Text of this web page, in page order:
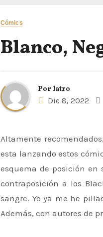
Cómics
Blanco,
Por latro
Dic 8, 2022
Altamente recomendados, la saga de cómics «Blanco, Negro y Sangre» no deja indiferente a nadie. Panini
esta lanzando estos
esquema de posición en
contraposición a los
sangre. Yo ya me he
Además, con autores de